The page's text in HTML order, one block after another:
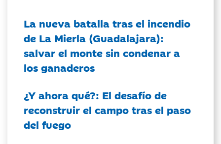
La nueva batalla tras el incendio
de La Mierla (Guadalajara):
salvar el monte sin condenar a
los ganaderos
¿Y ahora qué?: El desafío de
reconstruir el campo tras el paso
del fuego